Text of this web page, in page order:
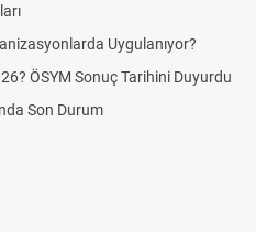
Uygulanıyor?
ÖSYM Sonuç Tarihini Duyurdu
Son Durum